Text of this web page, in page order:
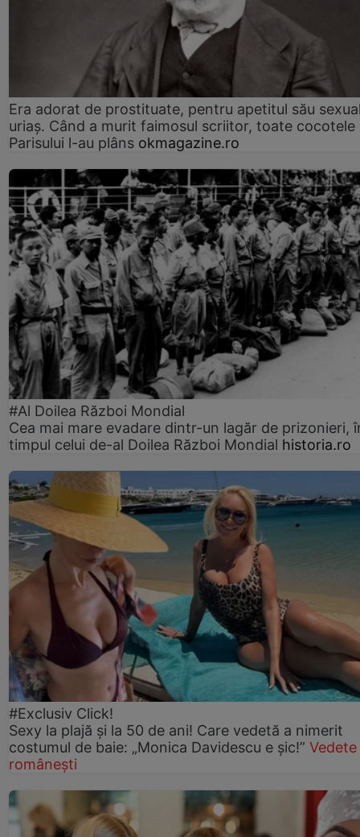
Era adorat de prostituate, pentru apetitul său
uriaș. Când a murit faimosul scriitor, toate cocotele
Parisului l-au plâns okmagazine.ro
#Al Doilea Război Mondial
Cea mai mare evadare dintr-un lagăr de prizonieri,
timpul celui de-al Doilea Război Mondial historia.ro
#Exclusiv Click!
Sexy la plajă și la 50 de ani! Care vedetă a nimerit
costumul de baie: „Monica Davidescu e șic!” Vedete
românești